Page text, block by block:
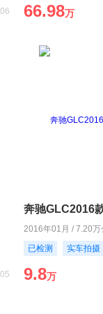
66.98万
2016年01月 / 7.20万
已检测
实车拍摄
9.8万